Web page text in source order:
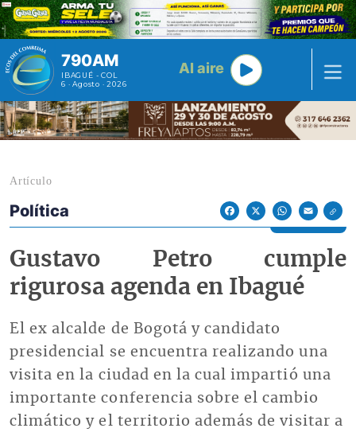
Pasar al contenido principal
790AM
IBAGUÉ - COL
6 · Agosto · 2026
Al aire
Artículo
Econoticias y Eventos
Política
FacebookX WhatsAppEmail
Gustavo Petro cumple
rigurosa agenda en Ibagué
El ex alcalde de Bogotá y candidato
presidencial se encuentra realizando una
visita en la ciudad en la cual impartió una
importante conferencia sobre el cambio
climático y el territorio además de visitar a